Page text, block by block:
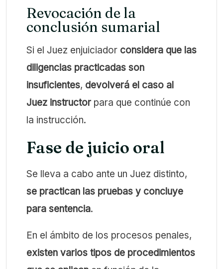
Revocación de la
conclusión sumarial
Si el Juez enjuiciador considera que las
diligencias practicadas son
insuficientes, devolverá el caso al
Juez instructor para que continúe con
la instrucción.
Fase de juicio oral
Se lleva a cabo ante un Juez distinto,
se practican las pruebas y concluye
para sentencia.
En el ámbito de los procesos penales,
existen varios tipos de procedimientos